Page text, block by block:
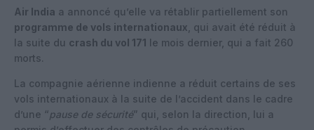
Air India a annoncé qu’elle va rétablir partiellement son
programme de vols internationaux , qui avait été réduit à
la suite du crash du vol 171 le mois dernier, qui a fait 260
morts.
La compagnie aérienne indienne a réduit certains de ses
vols internationaux à la suite de l’accident dans le cadre
d’une “pause de sécurité” qui, selon la direction, lui a